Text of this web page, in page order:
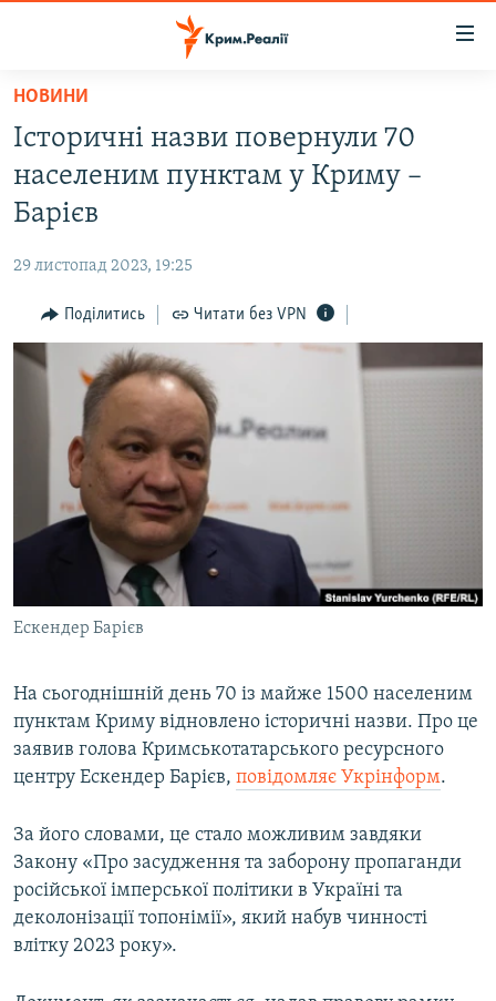
Перейти
основного
матеріалу
Перейти
до
основної
Перейти
до
пошуку
ВОДА.КРИМ
ВІДЕО ТА ФОТО
БЛОГИ
ПОГЛЯД
ІНТЕРВ'Ю
ВСЕ ЗА ДЕНЬ
СПЕЦПРОЕКТИ
ДЕПОРТАЦІЯ
ВІДЕОУРОКИ «ELIFBE»
СВІДЧЕННЯ ОКУПАЦІЇ
УКРАЇНСЬКА ПРОБЛЕМА КРИМУ
ІНФОГРАФІКА
ЯК ОБІЙТИ БЛОКУВАННЯ
Русский
Qırımtatar
ДОЛУЧАЙСЯ!
Усі сайти RFE/RL
НОВИНИ
Історичні назви повернули 70
населеним пунктам у Криму –
Барієв
29 листопад 2023, 19:25
Поділитись Читати без VPN
Ескендер Барієв
На сьогоднішній день 70 із майже 1500 населеним
пунктам Криму відновлено історичні назви. Про це
заявив голова Кримськотатарського ресурсного
центру Ескендер Барієв, повідомляє Укрінформ.
За його словами, це стало можливим завдяки
Закону «Про засудження та заборону пропаганди
російської імперської політики в Україні та
деколонізації топонімії», який набув чинності
влітку 2023 року».